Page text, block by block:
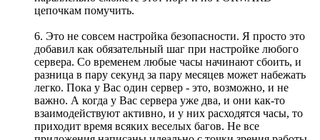
цепочкам помучить.
6. Это не совсем настройка безопасности. Я просто это
добавил как обязательный шаг при настройке любого
сервера. Со временем любые часы начинают сбоить, и
разница в пару секунд за пару месяцев может набежать
легко. Пока у Вас один сервер - это, возможно, и не
важно. А когда у Вас сервера уже два, и они как-то
взаимодействуют активно, и у них расходятся часы, то
приходит время всяких веселых багов. Не все